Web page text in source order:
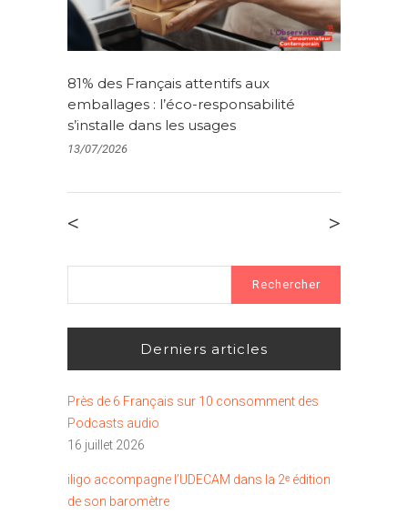
81% des Français attentifs aux
emballages : l’éco-responsabilité
s’installe dans les usages
13/07/2026
< >
Derniers articles
Près de 6 Français sur 10 consomment des
Podcasts audio
16 juillet 2026
iligo accompagne l’UDECAM dans la 2ᵉ édition
de son baromètre